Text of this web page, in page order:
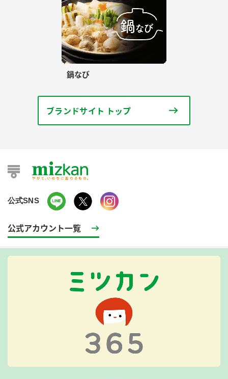
鍋なび
ブランドサイト トップ
公式SNS
公式アカウント一覧